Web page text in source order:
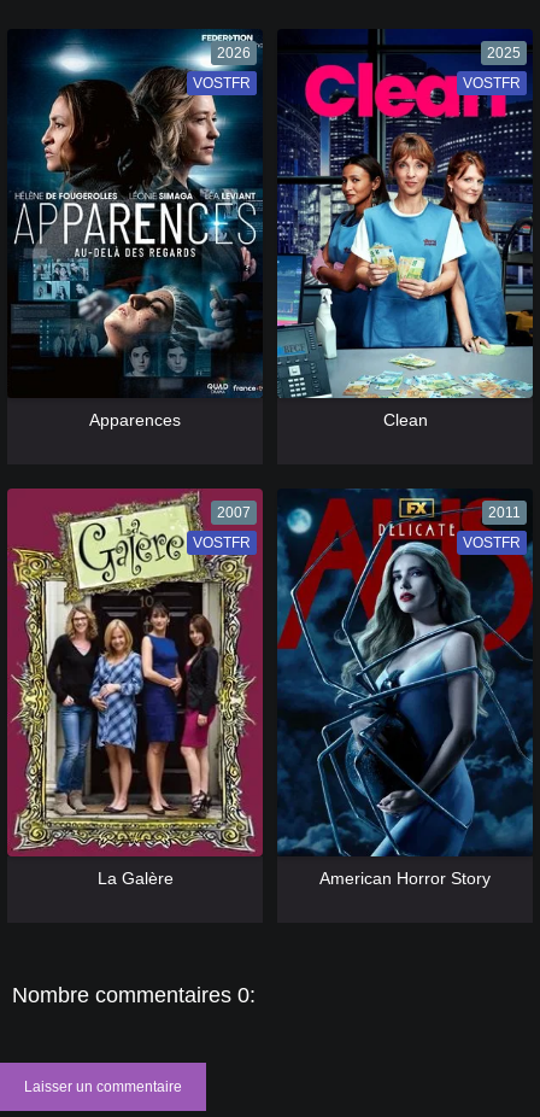
2026
VF
VOSTFR
Apparences
2025
VF
VOSTFR
Clean
2007
VF
VOSTFR
La Galère
2011
VF
VOSTFR
American Horror Story
Nombre commentaires 0:
Laisser un commentaire